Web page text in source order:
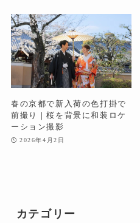
春の京都で新入荷の色打掛で
前撮り｜桜を背景に和装ロケ
ーション撮影
2026年4月2日
カテゴリー